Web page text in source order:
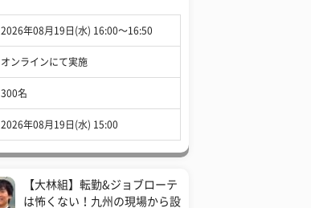
2026年08月19日(水) 16:00〜16:50
オンラインにて実施
300名
2026年08月19日(水) 15:00
【大林組】転勤&ジョブローテ
は怖くない！九州の現場から設